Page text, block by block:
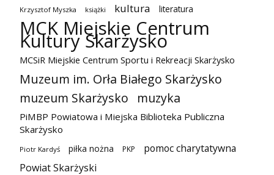
Krzysztof Myszka książki kultura literatura
MCK Miejskie Centrum
Kultury Skarżysko
MCSiR Miejskie Centrum Sportu i Rekreacji Skarżysko
Muzeum im. Orła Białego Skarżysko
muzeum Skarżysko
muzyka
PiMBP Powiatowa i Miejska Biblioteka Publiczna
Skarżysko
Piotr Kardyś piłka nożna PKP
pomoc charytatywna
Powiat Skarżyski